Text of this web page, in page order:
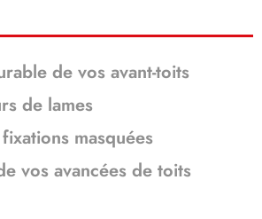
de vos avant-toits
de lames
masquées
vos avancées de toits